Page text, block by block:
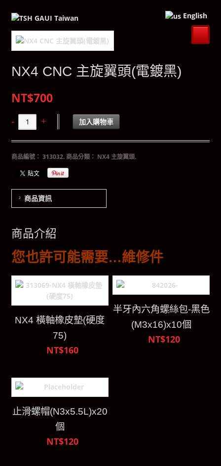
English
NX4 CNC 主旋翼頭(電鍍黑)
NT$700
加入購物車
商品編號： 313032.商品分類： NX4 主旋翼頭.
商品資訊
商品介紹
您也許可能需要…維修件
NX4 橫軸橡皮墊(硬度
75)
NT$160
半牙內六角螺絲包-黑色
(M3x16)x10個
NT$120
止滑螺帽(N3x5.5L)x20
個
NT$120